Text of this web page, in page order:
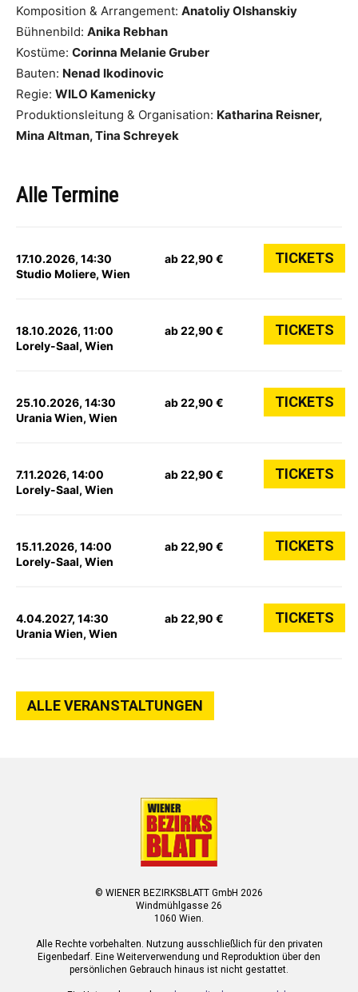
Komposition & Arrangement: Anatoliy Olshanskiy
Bühnenbild: Anika Rebhan
Kostüme: Corinna Melanie Gruber
Bauten: Nenad Ikodinovic
Regie: WILO Kamenicky
Produktionsleitung & Organisation: Katharina Reisner,
Mina Altman, Tina Schreyek
Alle Termine
17.10.2026, 14:30
Studio Moliere, Wien
ab 22,90 € TICKETS
18.10.2026, 11:00
Lorely-Saal, Wien
ab 22,90 € TICKETS
25.10.2026, 14:30
Urania Wien, Wien
ab 22,90 € TICKETS
7.11.2026, 14:00
Lorely-Saal, Wien
ab 22,90 € TICKETS
15.11.2026, 14:00
Lorely-Saal, Wien
ab 22,90 € TICKETS
4.04.2027, 14:30
Urania Wien, Wien
ab 22,90 € TICKETS
ALLE VERANSTALTUNGEN
© WIENER BEZIRKSBLATT GmbH 2026
Windmühlgasse 26
1060 Wien.
Alle Rechte vorbehalten. Nutzung ausschließlich für den privaten
Eigenbedarf. Eine Weiterverwendung und Reproduktion über den
persönlichen Gebrauch hinaus ist nicht gestattet.